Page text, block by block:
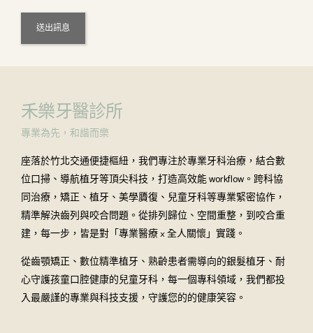
禾樂牙醫診所
專業為先，和諧而樂
座落於竹北交通便捷樞紐，我們專注於專業牙科治療，結合數
位口掃、導航植牙等頂尖科技，打造高效能 workflow。跨科協
同治療，矯正、植牙、美學贗復、兒童牙科等專業緊密協作，
精準解決齒列與咬合問題。從排列歸位、空間重整，到咬合重
建，每一步，皆是對「專業醫療 × 全人關懷」實踐。
從齒顎矯正、數位精準植牙、熟齡患者需導向的銀髮植牙、耐
心守護孩童口腔健康的兒童牙科，每一個專科領域，我們都投
入最嚴謹的專業與科技支援，守護您的的健康笑容。